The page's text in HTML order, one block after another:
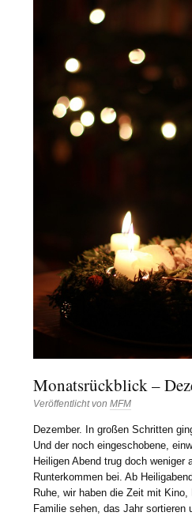
Monatsrückblick –
Veröffentlicht vonMFM
Dezember. In großen Schritten
Und der noch eingeschobene,
Heiligen Abend trug doch weniger
Runterkommen bei. Ab
Ruhe, wir haben die Zeit mit
Familie sehen, das Jahr sortieren